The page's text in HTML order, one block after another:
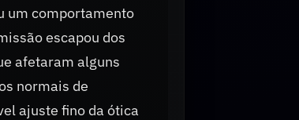
um comportamento
escapou dos
afetaram alguns
normais de
ajuste fino da ótica